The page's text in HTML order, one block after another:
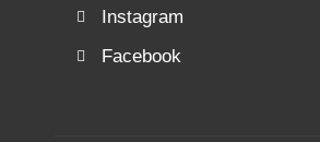
Instagram
Facebook